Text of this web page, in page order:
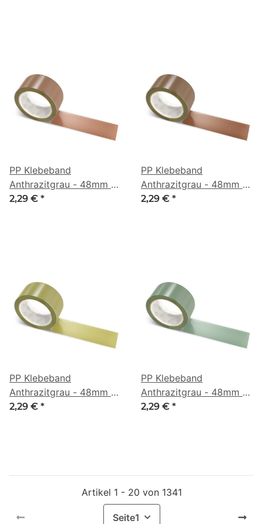
PP Klebeband
Anthrazitgrau - 48mm x
66m - CMYK 0/38/53/51
2,29 € *
PP Klebeband
Anthrazitgrau - 48mm x
66m - CMYK 0/40/57/62
2,29 € *
PP Klebeband
Anthrazitgrau - 48mm x
66m - CMYK 0/6/55/46
2,29 € *
PP Klebeband
Anthrazitgrau - 48mm x
66m - CMYK 19/0/16/55
2,29 € *
Artikel 1 - 20 von 1341
Seite1